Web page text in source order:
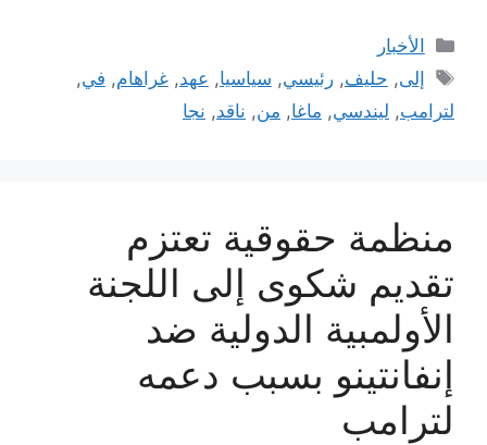
التصنيفات
الأخبار
الوسوم
إلى, حليف,رئيسي, سياسيا, عهد,غراهام, في,
لترامب, ليندسي, ماغا, من, ناقد, نجا
منظمة حقوقية تعتزم
تقديم شكوى إلى اللجنة
الأولمبية الدولية ضد
إنفانتينو بسبب دعمه
لترامب